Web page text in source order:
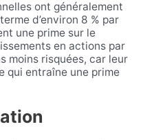
ont généralement
d’environ 8 % par
une prime sur le
en actions par
moins risquées, car leur
qui entraîne une prime